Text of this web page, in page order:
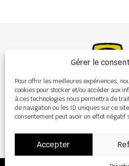
Gérer le
Pour offrir les meilleures expériences,
cookies pour stocker et/ou accéder aux
à ces technologies nous permettra de
de navigation ou les ID uniques sur ce
consentement peut avoir un effet négatif
Accepter